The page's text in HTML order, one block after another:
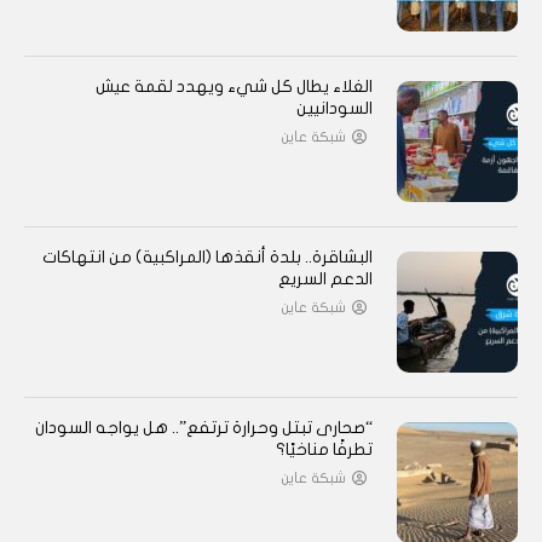
الغلاء يطال كل شيء ويهدد لقمة عيش
السودانيين
شبكة عاين
البشاقرة.. بلدة أنقذها (المراكبية) من انتهاكات
الدعم السريع
شبكة عاين
“صحارى تبتل وحرارة ترتفع”.. هل يواجه السودان
تطرفًا مناخيًا؟
شبكة عاين